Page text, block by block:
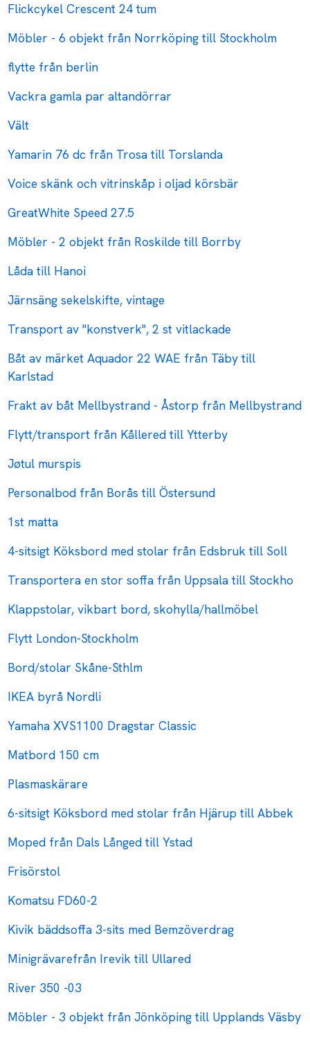
Flickcykel Crescent 24 tum
Möbler - 6 objekt från Norrköping till Stockholm
flytte från berlin
Vackra gamla par altandörrar
Vält
Yamarin 76 dc från Trosa till Torslanda
Voice skänk och vitrinskåp i oljad körsbär
GreatWhite Speed 27.5
Möbler - 2 objekt från Roskilde till Borrby
Låda till Hanoi
Järnsäng sekelskifte, vintage
Transport av "konstverk", 2 st vitlackade
Båt av märket Aquador 22 WAE från Täby till
Karlstad
Frakt av båt Mellbystrand - Åstorp från Mellbystrand
Flytt/transport från Kållered till Ytterby
Jøtul murspis
Personalbod från Borås till Östersund
1st matta
4-sitsigt Köksbord med stolar från Edsbruk till Soll
Transportera en stor soffa från Uppsala till Stockho
Klappstolar, vikbart bord, skohylla/hallmöbel
Flytt London-Stockholm
Bord/stolar Skåne-Sthlm
IKEA byrå Nordli
Yamaha XVS1100 Dragstar Classic
Matbord 150 cm
Plasmaskärare
6-sitsigt Köksbord med stolar från Hjärup till Abbek
Moped från Dals Långed till Ystad
Frisörstol
Komatsu FD60-2
Kivik bäddsoffa 3-sits med Bemzöverdrag
Minigrävarefrån Irevik till Ullared
River 350 -03
Möbler - 3 objekt från Jönköping till Upplands Väsby